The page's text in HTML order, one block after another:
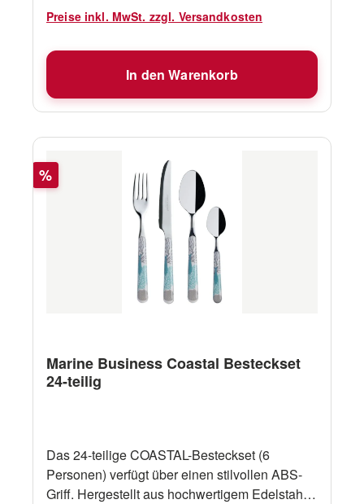
Preise inkl. MwSt. zzgl. Versandkosten
In den Warenkorb
Rabatt
%
Marine Business Coastal Besteckset
24-teilig
Das 24-teilige COASTAL-Besteckset (6
Personen) verfügt über einen stilvollen ABS-
Griff. Hergestellt aus hochwertigem Edelstahl.